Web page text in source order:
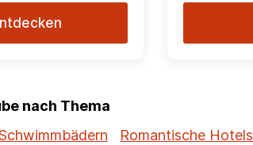
nach Thema
Romantische Hotels